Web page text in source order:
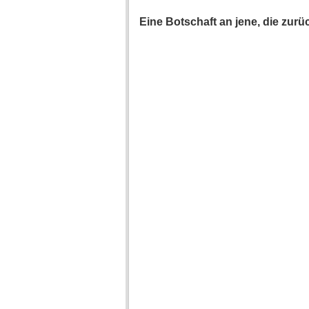
Eine Botschaft an jene, die